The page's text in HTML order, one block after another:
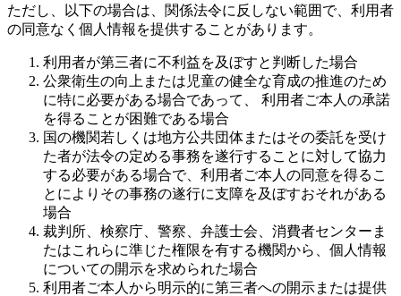
ただし、以下の場合は、関係法令に反しない範囲で、利用者
の同意なく個人情報を提供することがあります。
利用者が第三者に不利益を及ぼすと判断した場合
公衆衛生の向上または児童の健全な育成の推進のため
に特に必要がある場合であって、 利用者ご本人の承諾
を得ることが困難である場合
国の機関若しくは地方公共団体またはその委託を受け
た者が法令の定める事務を遂行することに対して協力
する必要がある場合で、利用者ご本人の同意を得るこ
とによりその事務の遂行に支障を及ぼすおそれがある
場合
裁判所、検察庁、警察、弁護士会、消費者センターま
たはこれらに準じた権限を有する機関から、個人情報
についての開示を求められた場合
利用者ご本人から明示的に第三者への開示または提供